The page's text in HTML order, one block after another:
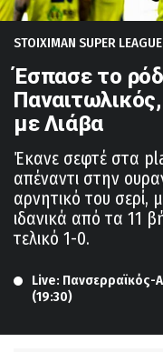
STOIXIMAN SUPER LEAGUE
Έσπασε το
με Λιάβα
Έκανε σεφτέ στα
απέναντι στην
αρνητικό του σερί,
ιδανικά από τα 11
τελικό 1-0.
Live: Πανσερραϊκός-
(19:30)